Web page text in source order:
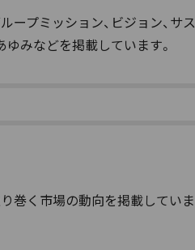
ープミッション、ビジョン、サス
ゆみなどを掲載しています。
巻く市場の動向を掲載していま